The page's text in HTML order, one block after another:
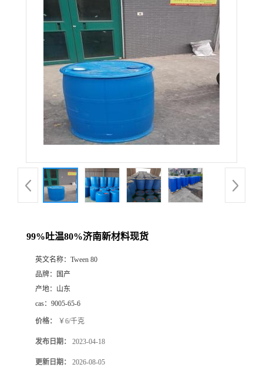
99%吐温80%济南新材料现货
英文名称： Tween 80
品牌：
国产
产地： 山东
cas： 9005-65-6
价格： ￥6/千克
发布日期： 2023-04-18
更新日期： 2026-08-05